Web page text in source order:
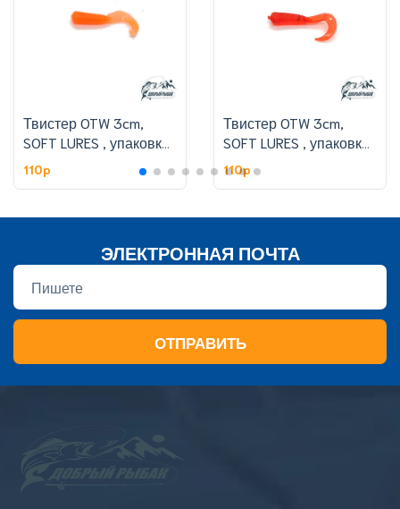
Твистер OTW 3cm,
SOFT LURES , упаковке
50 шт,цвет 308#
110p
Твистер OTW 3cm,
SOFT LURES , упаковке
50 шт,цвет 301#
110p
ЭЛЕКТРОННАЯ ПОЧТА
ОТПРАВИТЬ